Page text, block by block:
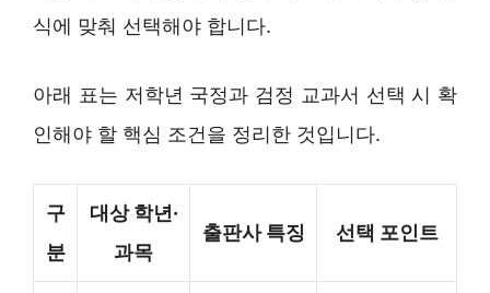
식에 맞춰 선택해야 합니다.
아래 표는 저학년 국정과 검정 교과서 선택 시 확
인해야 할 핵심 조건을 정리한 것입니다.
구
분
대상 학년·
과목
출판사 특징 선택 포인트